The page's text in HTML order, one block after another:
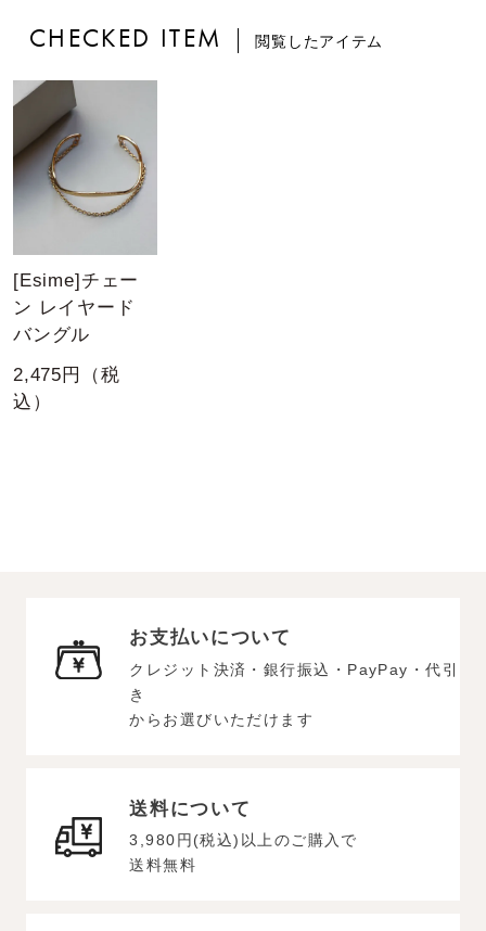
CHECKED ITEM 閲覧したアイテム
[Esime]チェー
ン レイヤード
バングル
2,475円（税
込）
お支払いについて
クレジット決済・銀行振込・PayPay・代引
き
からお選びいただけます
送料について
3,980円(税込)以上のご購入で
送料無料